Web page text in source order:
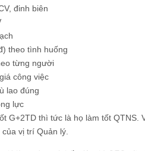
đinh biên
theo tình huống
từng người
công việc
lao đúng
lực
G+2TD thì tức là họ làm tốt
vị trí Quản lý.